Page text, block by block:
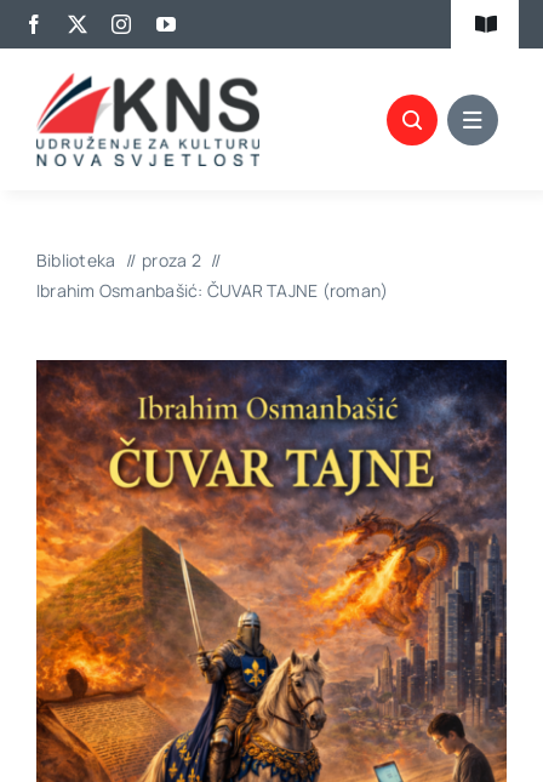
Skip
to
content
Toggle
Kalendar aktivnosti
Članovi KNS-a
Biblioteka
Promocije
Kontakt
Biblioteka
proza 2
Ibrahim Osmanbašić: ČUVAR TAJNE (roman)